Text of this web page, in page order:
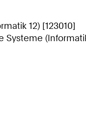
12) [123010]
(Informatik